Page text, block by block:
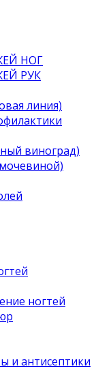
НОГ
РУК
линия)
виноград)
ногтей
и антисептики